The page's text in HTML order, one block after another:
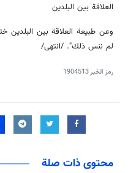
العلاقة بين البلدين
لم ننس ذلك". /انتهى/
رمز الخبر1904513
محتوى ذات صلة